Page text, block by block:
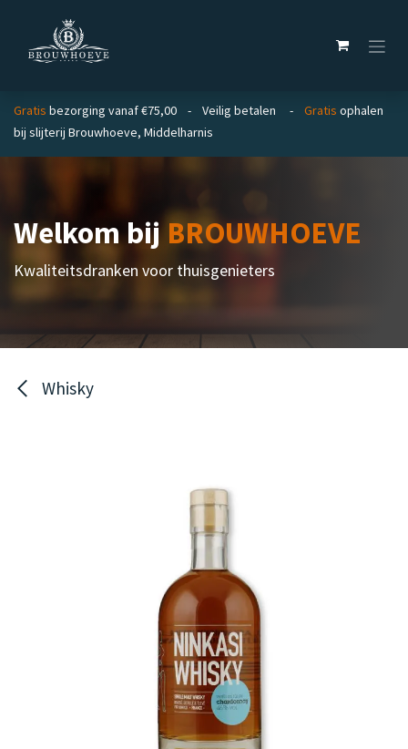
Gratis bezorging vanaf €75,00 - Veilig betalen - Gratis ophalen
bij slijterij Brouwhoeve, Middelharnis
Welkom bijBROUWHOEVE
Kwaliteitsdranken voor thuisgenieters
Whisky